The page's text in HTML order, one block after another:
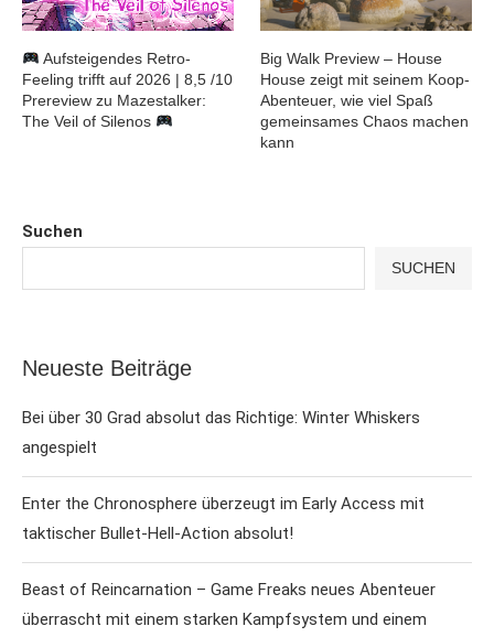
Suchen
SUCHEN
Neueste Beiträge
Bei über 30 Grad absolut das Richtige: Winter Whiskers
angespielt
Enter the Chronosphere überzeugt im Early Access mit
taktischer Bullet-Hell-Action absolut!
Beast of Reincarnation – Game Freaks neues Abenteuer
überrascht mit einem starken Kampfsystem und einem
Aufsteigendes Retro-
Feeling trifft auf 2026 | 8,5 /10
Prereview zu Mazestalker:
The Veil of Silenos
Big Walk Preview – House
House zeigt mit seinem Koop-
Abenteuer, wie viel Spaß
gemeinsames Chaos machen
kann